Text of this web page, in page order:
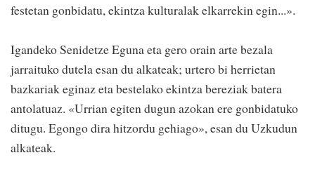
festetan gonbidatu, ekintza kulturalak elkarrekin egin...».
Igandeko Senidetze Eguna eta gero orain arte bezala
jarraituko dutela esan du alkateak; urtero bi herrietan
bazkariak eginaz eta bestelako ekintza bereziak batera
antolatuaz. «Urrian egiten dugun azokan ere gonbidatuko
ditugu. Egongo dira hitzordu gehiago», esan du Uzkudun
alkateak.